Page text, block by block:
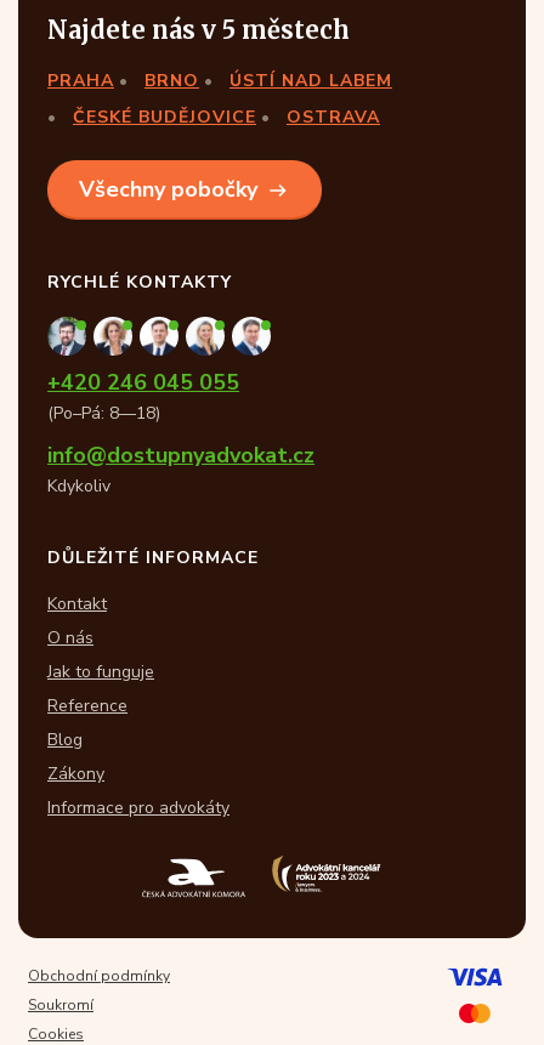
Najdete nás v 5 městech
PRAHA BRNO
ÚSTÍ NAD LABEM
ČESKÉ BUDĚJOVICE
OSTRAVA
Všechny pobočky
RYCHLÉ KONTAKTY
+420 246 045 055
(Po–Pá: 8—18)
info@dostupnyadvokat.cz
Kdykoliv
DŮLEŽITÉ INFORMACE
Kontakt
O nás
Jak to funguje
Reference
Blog
Zákony
Informace pro advokáty
Obchodní podmínky
Soukromí
Cookies